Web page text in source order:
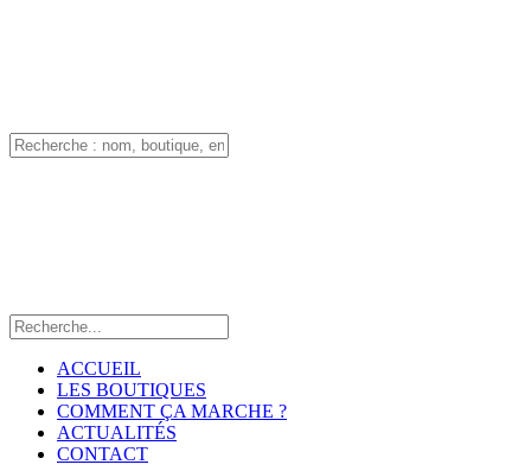
ACCUEIL
LES BOUTIQUES
COMMENT ÇA MARCHE ?
ACTUALITÉS
CONTACT